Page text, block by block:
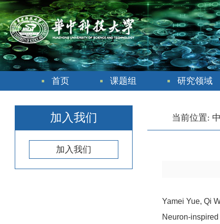
首页 课题组 研究领域
加入我们
加入我们
当前位置:
Yamei Yue, Qi
Neuron-